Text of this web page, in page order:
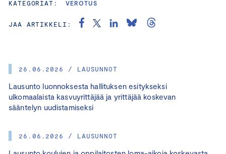
26.06.2026 / LAUSUNNOT
Lausunto luonnoksesta hallituksen esitykseksi
ulkomaalaista kasvuyrittäjää ja yrittäjää koskevan
sääntelyn uudistamiseksi
26.06.2026 / LAUSUNNOT
KATEGORIAT: VEROTUS
JAA ARTIKKELI: